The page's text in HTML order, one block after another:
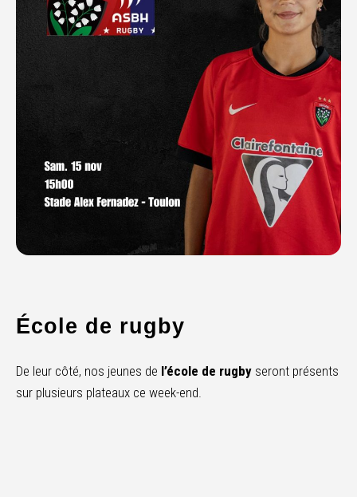
École de rugby
De leur côté, nos jeunes de l’école de rugby seront présents
sur plusieurs plateaux ce week-end.